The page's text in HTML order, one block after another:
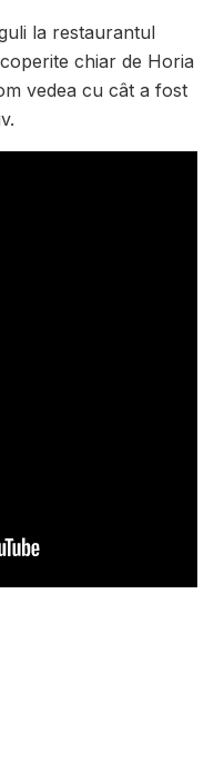
la restaurantul
chiar de Horia
vedea cu cât a fost